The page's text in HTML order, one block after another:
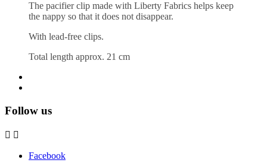
The pacifier clip made with Liberty Fabrics helps keep
the nappy so that it does not disappear.
With lead-free clips.
Total length approx. 21 cm
Follow us
 
Facebook